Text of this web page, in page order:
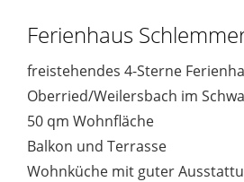
Ferienhaus
freistehendes 4-Sterne
Oberried/Weilersbach im
50 qm Wohnfläche
Balkon und Terrasse
Wohnküche mit guter